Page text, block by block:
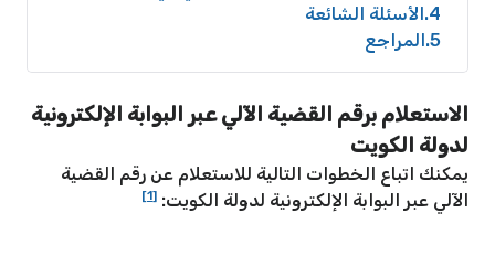
4 الأسئلة الشائعة
5 المراجع
الاستعلام برقم القضية الآلي عبر البوابة الإلكترونية
لدولة الكويت
يمكنك اتباع الخطوات التالية للاستعلام عن رقم القضية
الآلي عبر البوابة الإلكترونية لدولة الكويت: [1]